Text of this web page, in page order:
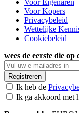
Voor Eigenaren
Voor Kopers
Privacybeleid
Wettelijke
Cookiebeleid
wees de eerste die op
Registreren
Ik heb de
Ik ga akkoord met